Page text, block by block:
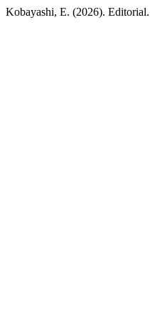
Kobayashi, E. (2026). Editorial.